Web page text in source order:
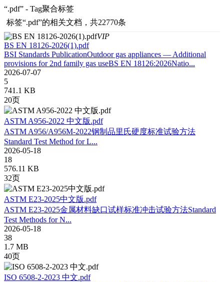
“.pdf” - Tag聚合标签
标签“.pdf”的相关文档，共22770条
VIP
BS EN 18126-2026(1).pdf
BSI Standards PublicationOutdoor gas appliances — Additional
provisions for 2nd family gas useBS EN 18126:2026Natio...
2026-07-07
5
741.1 KB
20页
ASTM A956-2022 中文版.pdf
ASTM A956/A956M-2022钢制品里氏硬度标准试验方法
Standard Test Method for L...
2026-05-18
18
576.11 KB
32页
ASTM E23-2025中文版.pdf
ASTM E23-2025金属材料缺口试样标准冲击试验方法Standard
Test Methods for N...
2026-05-18
38
1.7 MB
40页
ISO 6508-2-2023 中文.pdf